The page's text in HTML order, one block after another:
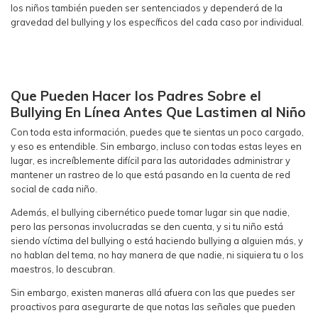
los niños también pueden ser sentenciados y dependerá de la
gravedad del bullying y los específicos del cada caso por individual.
Que Pueden Hacer los Padres Sobre el
Bullying En Línea Antes Que Lastimen al Niño
Con toda esta información, puedes que te sientas un poco cargado,
y eso es entendible. Sin embargo, incluso con todas estas leyes en
lugar, es increíblemente difícil para las autoridades administrar y
mantener un rastreo de lo que está pasando en la cuenta de red
social de cada niño.
Además, el bullying cibernético puede tomar lugar sin que nadie,
pero las personas involucradas se den cuenta, y si tu niño está
siendo víctima del bullying o está haciendo bullying a alguien más, y
no hablan del tema, no hay manera de que nadie, ni siquiera tu o los
maestros, lo descubran.
Sin embargo, existen maneras allá afuera con las que puedes ser
proactivos para asegurarte de que notas las señales que pueden